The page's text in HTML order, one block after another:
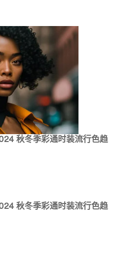
秋冬季彩通时装流行色趋
秋冬季彩通时装流行色趋